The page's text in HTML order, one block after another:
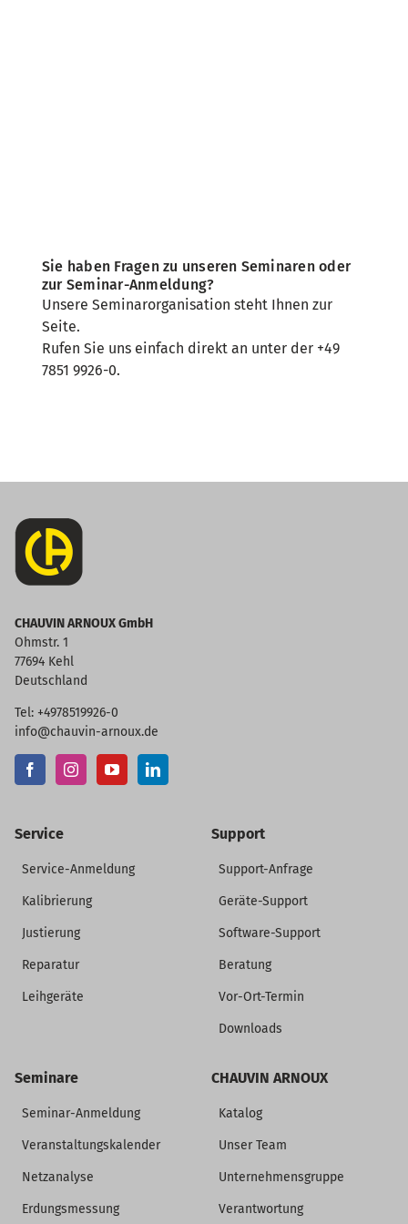
Sie haben Fragen zu unseren Seminaren oder
zur Seminar-Anmeldung?
Unsere Seminarorganisation steht Ihnen zur
Seite.
Rufen Sie uns einfach direkt an unter der +49
7851 9926-0.
CHAUVIN ARNOUX GmbH
Ohmstr. 1
77694 Kehl
Deutschland
Tel: +4978519926-0
info@chauvin-arnoux.de
Service
Service-Anmeldung
Kalibrierung
Justierung
Reparatur
Leihgeräte
Support
Support-Anfrage
Geräte-Support
Software-Support
Beratung
Vor-Ort-Termin
Downloads
Seminare
Seminar-Anmeldung
Veranstaltungskalender
Netzanalyse
Erdungsmessung
CHAUVIN ARNOUX
Katalog
Unser Team
Unternehmensgruppe
Verantwortung